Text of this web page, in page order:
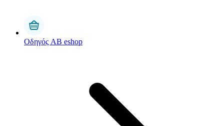
Οδηγός AB eshop